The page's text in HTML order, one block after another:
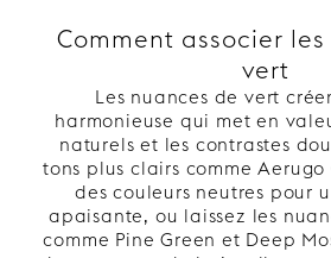
Comment associer
vert
Les nuances de vert
harmonieuse qui met en
naturels et les contrastes
tons plus clairs comme Aerugo
des couleurs neutres pour
apaisante, ou laissez les
comme Pine Green et Deep